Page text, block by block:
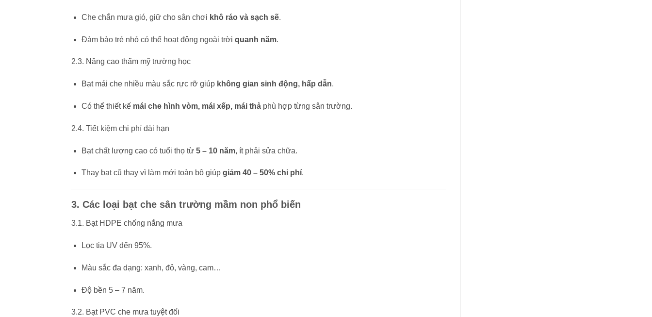
Che chắn mưa gió, giữ cho sân chơi khô ráo và sạch sẽ.
Đảm bảo trẻ nhỏ có thể hoạt động ngoài trời quanh năm.
2.3. Nâng cao thẩm mỹ trường học
Bạt mái che nhiều màu sắc rực rỡ giúp không gian sinh động, hấp dẫn.
Có thể thiết kế mái che hình vòm, mái xếp, mái thảphù hợp từng sân trường.
2.4. Tiết kiệm chi phí dài hạn
Bạt chất lượng cao có tuổi thọ từ 5 – 10 năm, ít phải sửa chữa.
Thay bạt cũ thay vì làm mới toàn bộ giúp giảm 40 – 50% chi phí.
3. Các loại bạt che sân trường mầm non phổ biến
3.1. Bạt HDPE chống nắng mưa
Lọc tia UV đến 95%.
Màu sắc đa dạng: xanh, đỏ, vàng, cam…
Độ bền 5 – 7 năm.
3.2. Bạt PVC che mưa tuyệt đối